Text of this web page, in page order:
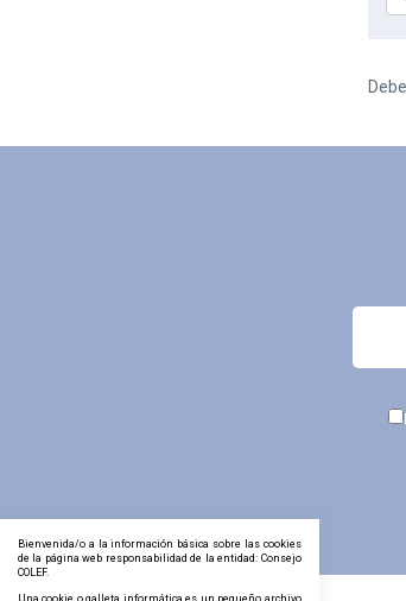
Bienvenida/o a la información básica sobre las cookies
de la página web responsabilidad de la entidad: Consejo
COLEF.
Una cookie o galleta informática es un pequeño archivo